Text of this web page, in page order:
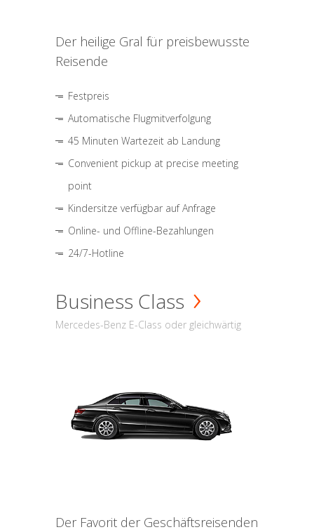
Der heilige Gral für preisbewusste
Reisende
Festpreis
Automatische Flugmitverfolgung
45 Minuten Wartezeit ab Landung
Convenient pickup at precise meeting
point
Kindersitze verfügbar auf Anfrage
Online- und Offline-Bezahlungen
24/7-Hotline
Business Class
Mercedes-Benz E-Class oder gleichwärtig
Der Favorit der Geschäftsreisenden